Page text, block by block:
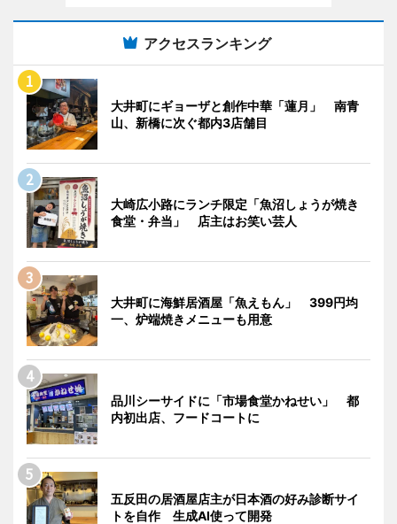
アクセスランキング
大井町にギョーザと創作中華「蓮月」 南青
山、新橋に次ぐ都内3店舗目
大崎広小路にランチ限定「魚沼しょうが焼き
食堂・弁当」 店主はお笑い芸人
大井町に海鮮居酒屋「魚えもん」 399円均
一、炉端焼きメニューも用意
品川シーサイドに「市場食堂かねせい」 都
内初出店、フードコートに
五反田の居酒屋店主が日本酒の好み診断サイ
トを自作 生成AI使って開発